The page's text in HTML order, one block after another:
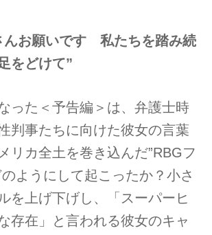
んお願いです 私たちを踏み続
をどけて”
った＜予告編＞は、弁護士時
判事たちに向けた彼女の言葉
リカ全土を巻き込んだ”RBGフ
のようにして起こったか？小さ
を上げ下げし、「スーパーヒ
存在」と言われる彼女のキャ